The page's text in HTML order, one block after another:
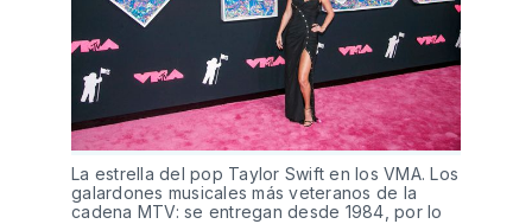
La estrella del pop Taylor Swift en los VMA. Los
galardones musicales más veteranos de la
cadena MTV: se entregan desde 1984, por lo